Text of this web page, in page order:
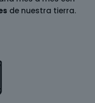
de nuestra tierra.